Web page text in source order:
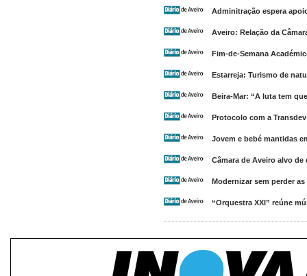
Adminitração espera
Aveiro: Relação da
Fim-de-Semana
Estarreja: Turismo de
Beira-Mar: “A luta tem
Protocolo com a
Jovem e bebé mantidas
Câmara de Aveiro alvo de
Modernizar sem perder
“Orquestra XXI” reúne